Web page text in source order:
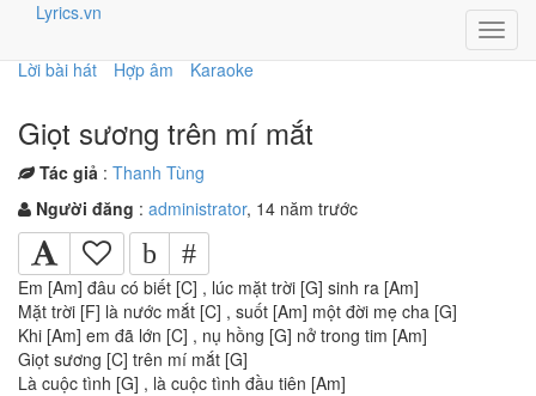
Lyrics.vn
Lời bài hát Hợp âm Karaoke
Giọt sương trên mí mắt
Tác giả : Thanh Tùng
Người đăng : administrator, 14 năm trước
b #
Em [Am] đâu có biết [C] , lúc mặt trời [G] sinh ra [Am]
Mặt trời [F] là nước mắt [C] , suốt [Am] một đời mẹ cha [G]
Khi [Am] em đã lớn [C] , nụ hồng [G] nở trong tim [Am]
Giọt sương [C] trên mí mắt [G]
Là cuộc tình [G] , là cuộc tình đầu tiên [Am]